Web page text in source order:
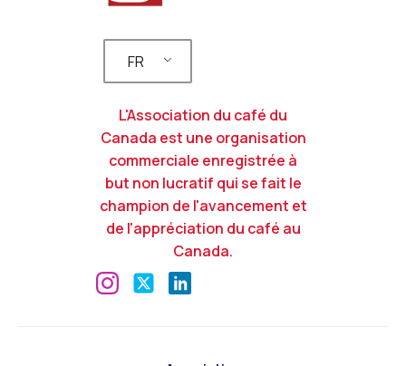
FR
L'Association du café du
Canada est une organisation
commerciale enregistrée à
but non lucratif qui se fait le
champion de l'avancement et
de l'appréciation du café au
Canada.